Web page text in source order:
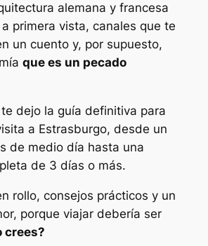
alemana y francesa
primera vista, canales que te
un cuento y, por supuesto,
que es un pecado
dejo la guía definitiva para
a Estrasburgo, desde un
de medio día hasta una
de 3 días o más.
rollo, consejos prácticos y un
porque viajar debería ser
crees?